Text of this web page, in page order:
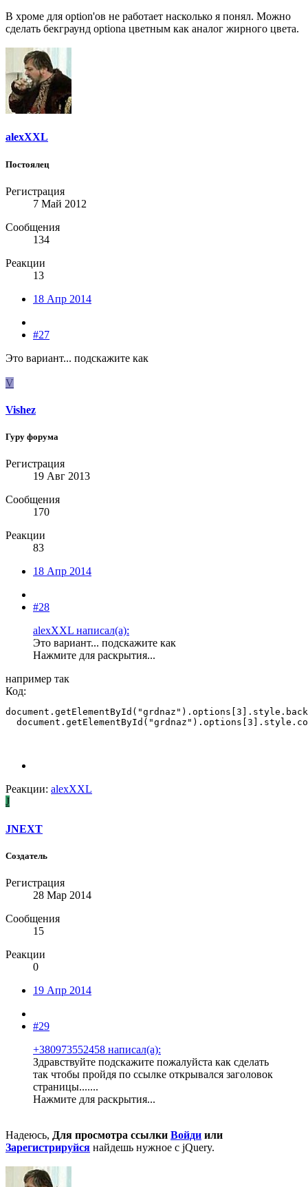
В хроме для option'ов не работает насколько я понял. Можно
сделать бекграунд optiona цветным как аналог жирного цвета.
alexXXL
Постоялец
Регистрация
7 Май 2012
Сообщения
134
Реакции
13
18 Апр 2014
#27
Это вариант... подскажите как
V
Vishez
Гуру форума
Регистрация
19 Авг 2013
Сообщения
170
Реакции
83
18 Апр 2014
#28
alexXXL написал(а):
Это вариант... подскажите как
Нажмите для раскрытия...
например так
Код:
Реакции: alexXXL
J
JNEXT
Создатель
Регистрация
28 Мар 2014
Сообщения
15
Реакции
0
19 Апр 2014
#29
+380973552458 написал(а):
Здравствуйте подскажите пожалуйста как сделать
так чтобы пройдя по ссылке открывался заголовок
страницы.......
Нажмите для раскрытия...
Надеюсь, Для просмотра ссылки Войди или
Зарегистрируйся найдешь нужное c jQuery.